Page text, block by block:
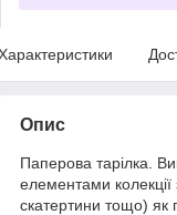
Опис
Паперова тарілка.
елементами
скатертини тощо) як